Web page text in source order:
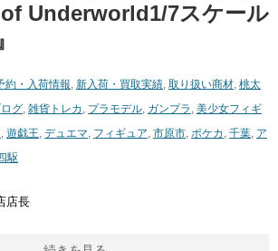
​Underworld​1/7スケール
約・入荷情報, 新入荷・買取実績, 取り扱い商材, 桃太
グ, 雑貨 トレカ , プラモデル, ガンプラ , 美少女フィギ
, 遊戯王, デュエマ, フィギュア, 市原市, ポケカ , 千葉, ア
駆
店長